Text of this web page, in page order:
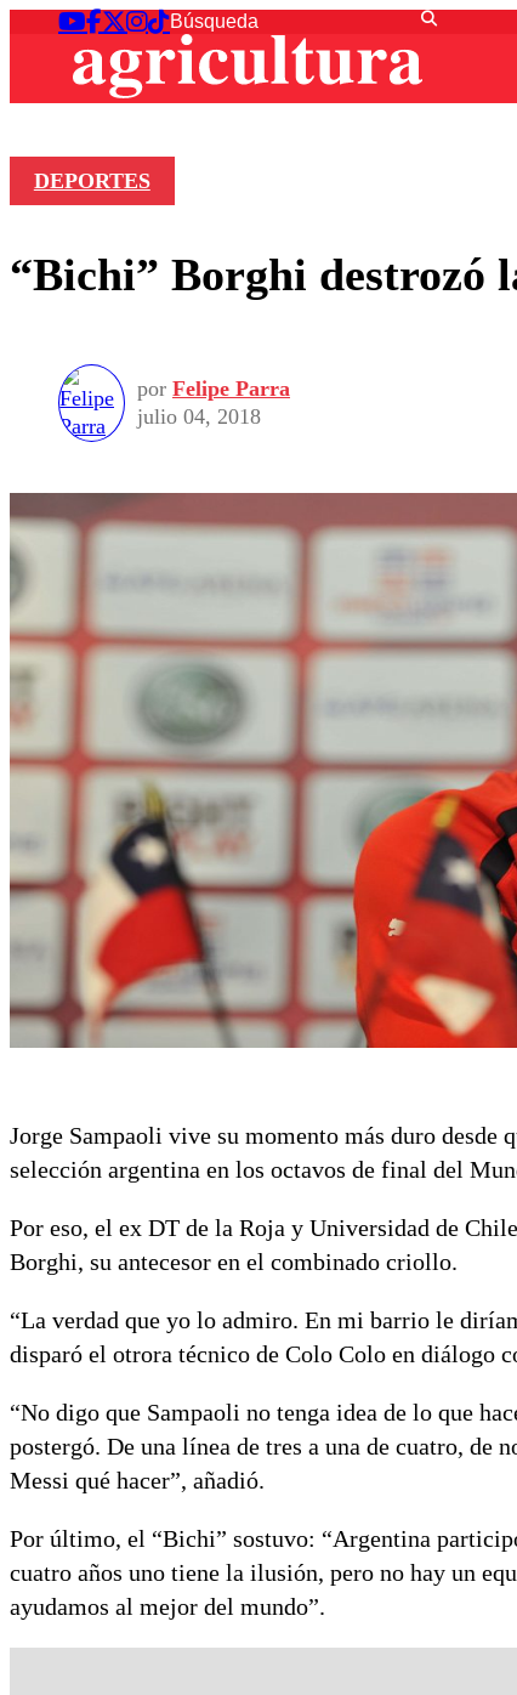
DEPORTES
“Bichi” Borghi destrozó
por Felipe Parra
julio 04, 2018
Jorge Sampaoli vive su momento más duro desde
selección argentina en los octavos de final del
Por eso, el ex DT de la Roja y Universidad de
Borghi, su antecesor en el combinado criollo.
“La verdad que yo lo admiro. En mi barrio le
disparó el otrora técnico de Colo Colo en diálogo
“No digo que Sampaoli no tenga idea de lo que
postergó. De una línea de tres a una de cuatro, de
Messi qué hacer”, añadió.
Por último, el “Bichi” sostuvo: “Argentina
cuatro años uno tiene la ilusión, pero no hay un
ayudamos al mejor del mundo”.